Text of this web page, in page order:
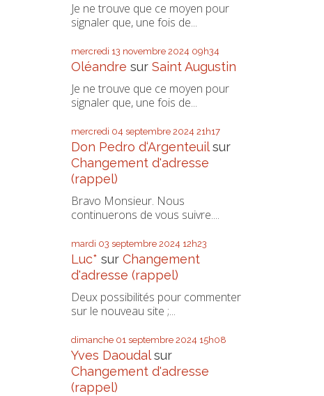
Je ne trouve que ce moyen pour
signaler que, une fois de...
mercredi 13 novembre 2024 09h34
Oléandre sur Saint Augustin
Je ne trouve que ce moyen pour
signaler que, une fois de...
mercredi 04 septembre 2024 21h17
Don Pedro d‘Argenteuilsur
Changement d'adresse
(rappel)
Bravo Monsieur. Nous
continuerons de vous suivre....
mardi 03 septembre 2024 12h23
Luc* sur Changement
d'adresse (rappel)
Deux possibilités pour commenter
sur le nouveau site ;...
dimanche 01 septembre 2024 15h08
Yves Daoudalsur
Changement d'adresse
(rappel)